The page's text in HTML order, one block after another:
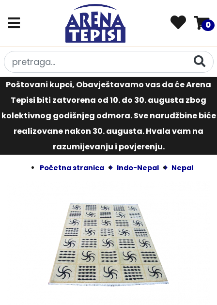
0
Poštovani kupci, Obavještavamo vas da će Arena
Tepisi biti zatvorena od 10. do 30. augusta zbog
kolektivnog godišnjeg odmora. Sve narudžbine biće
realizovane nakon 30. augusta. Hvala vam na
razumijevanju i povjerenju.
Početna stranica Indo-Nepal Nepal